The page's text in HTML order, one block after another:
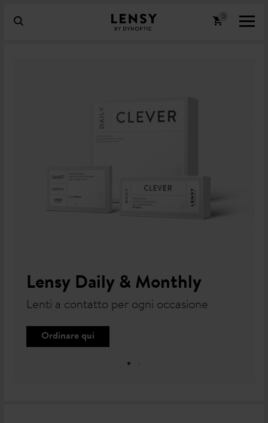
Lensy Daily & Monthly
Lenti a contatto per ogni occasione
Ordinare qui